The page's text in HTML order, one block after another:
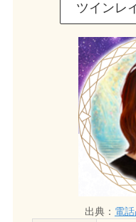
ツインレ
出典： 電